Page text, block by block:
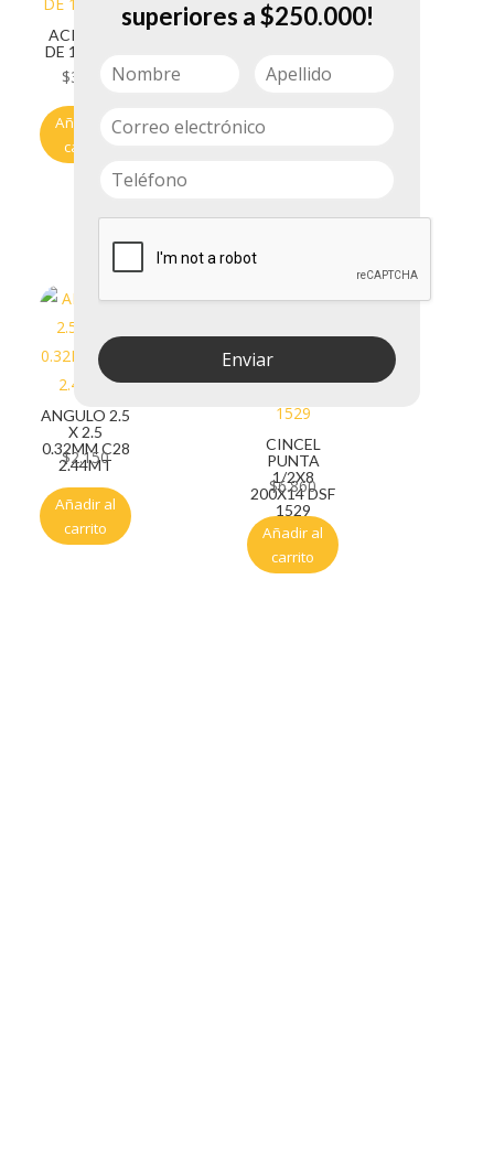
ACRONAL
DE 1/4 A 30
$3.450
Añadir al
carrito
ARANDELA
ANGULO 2.5
X 2.5
0.32MM C28
2.44MT
$2.150
Añadir al
carrito
CINCEL
PUNTA
1/2X8
200X14 DSF
1529
$6.860
Añadir al
carrito
superiores a $250.000!
Enviar